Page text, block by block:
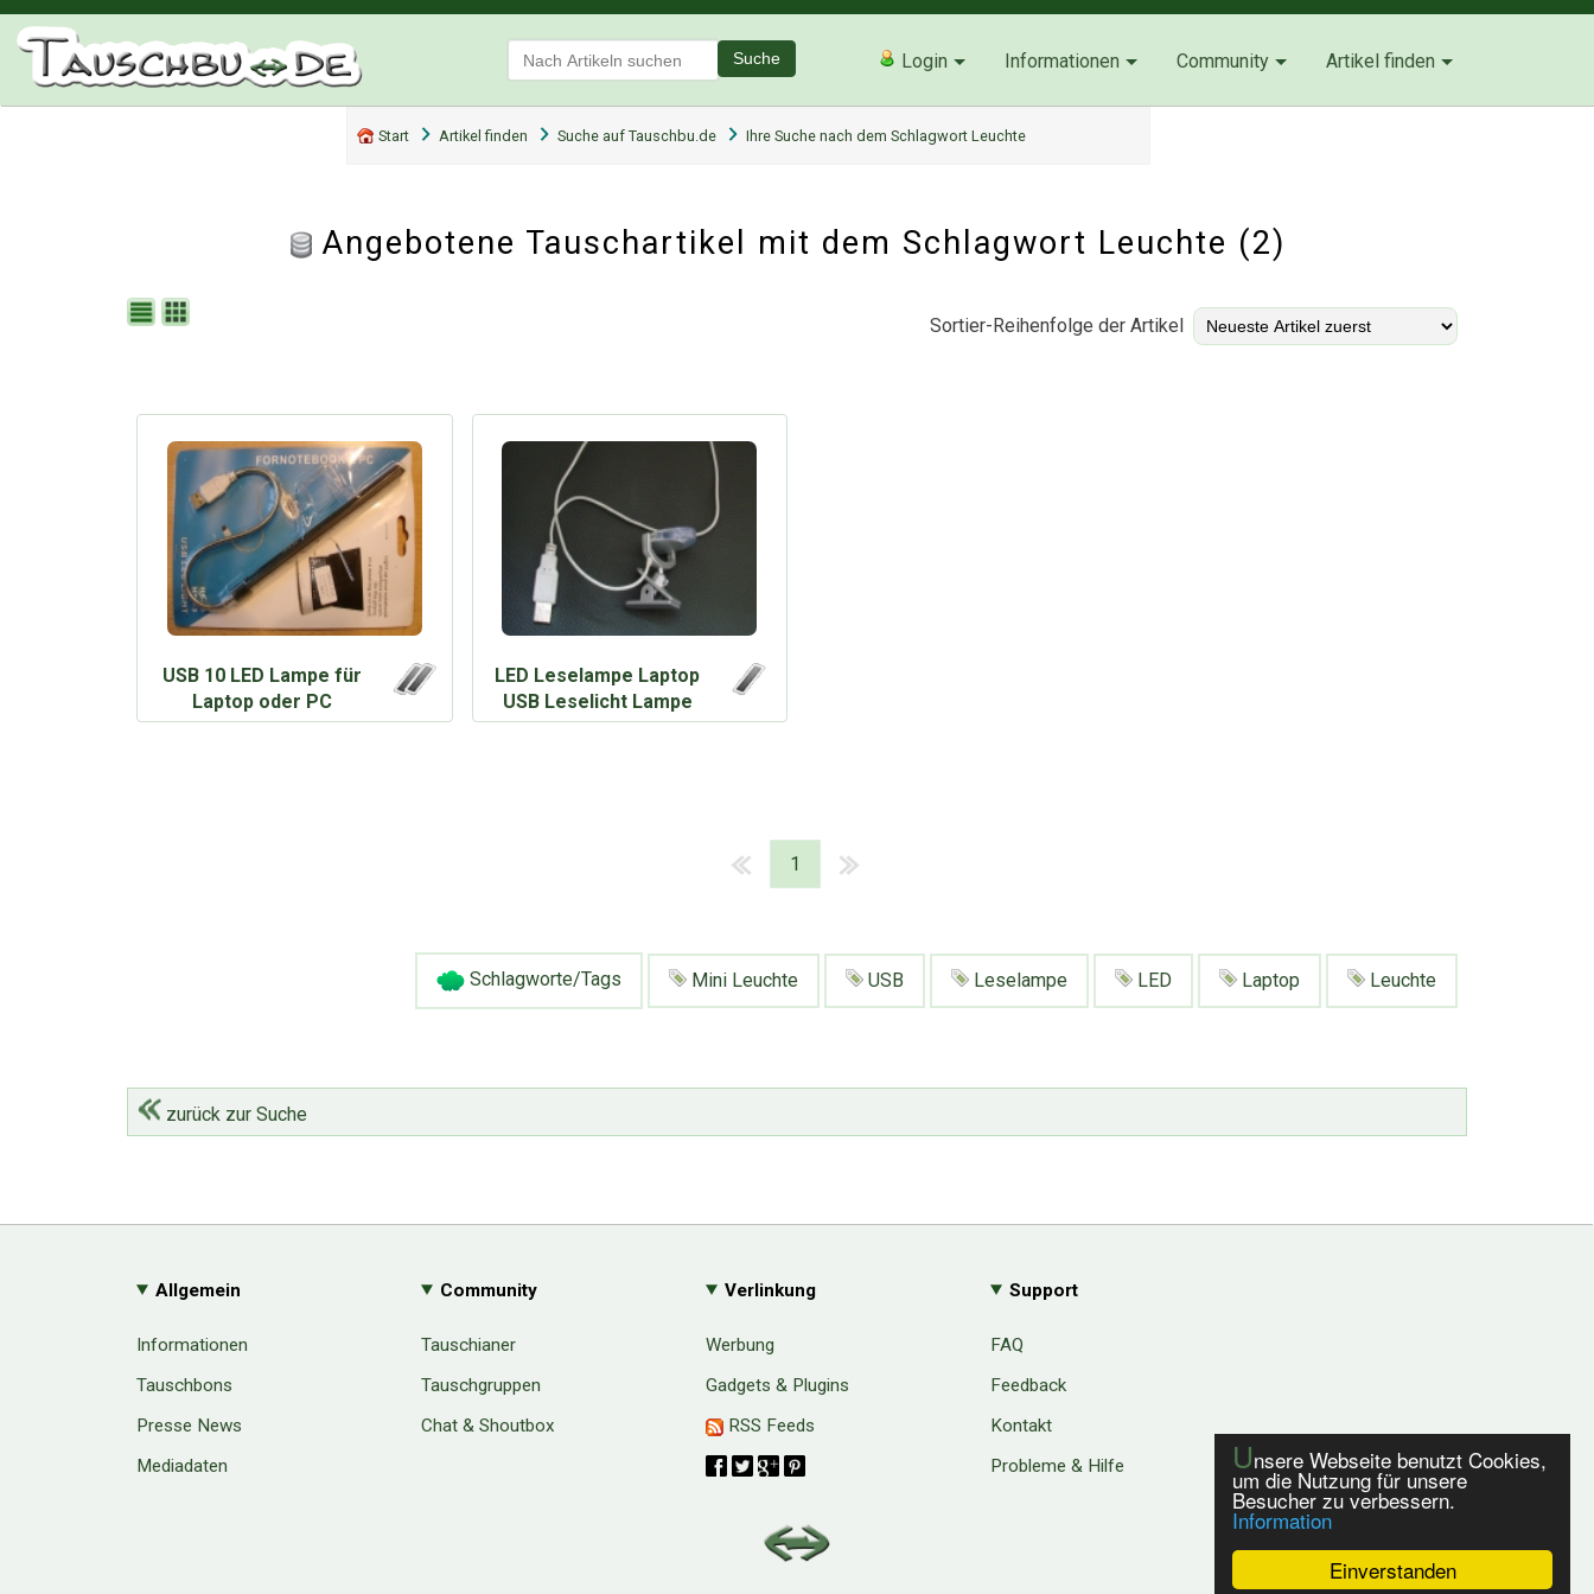
Einverstanden
Unsere Webseite benutzt Cookies,
um die Nutzung für unsere
Besucher zu verbessern.
Information
Suche Login Informationen Community Artikel finden
Start Artikel finden Suche auf Tauschbu.de Ihre Suche nach dem Schlagwort Leuchte
Angebotene Tauschartikel mit dem Schlagwort Leuchte (2)
Sortier-Reihenfolge der Artikel
USB 10 LED Lampe für
Laptop oder PC
LED Leselampe Laptop
USB Leselicht Lampe
1
Schlagworte/Tags Mini Leuchte USB Leselampe LED Laptop Leuchte
zurück zur Suche
Allgemein
Informationen
Tauschbons
Presse News
Mediadaten
Community
Tauschianer
Tauschgruppen
Chat & Shoutbox
Verlinkung
Werbung
Gadgets & Plugins
RSS Feeds
Support
FAQ
Feedback
Kontakt
Probleme & Hilfe